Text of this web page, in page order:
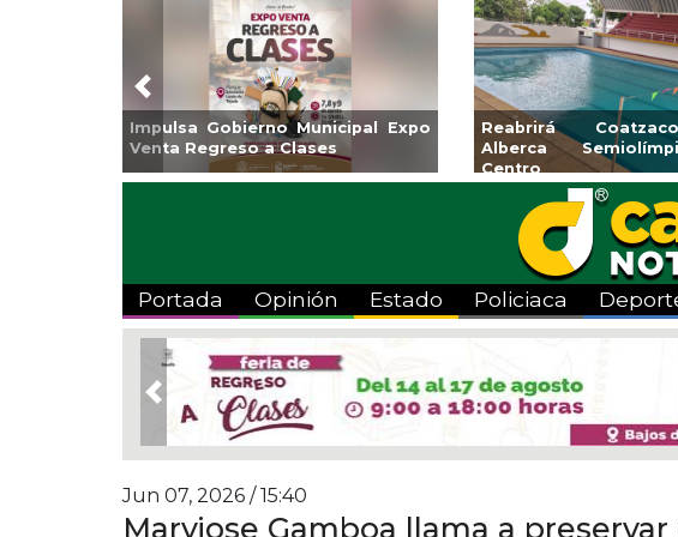
Invita Ayuntamiento de Veracruz
a Temporada de Artes “Escena
Viva”
Aplicará CMAS el
Tandeo durante agosto
Previous
Portada Opinión Estado Policiaca
Previous
Jun 07, 2026 / 15:40
Maryjose Gamboa llama a